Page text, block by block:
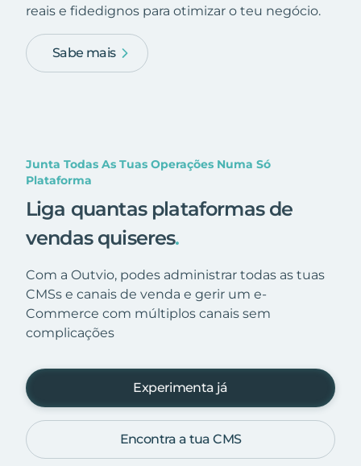
reais e fidedignos para otimizar o teu negócio.
Sabe mais
Junta Todas As Tuas Operações Numa Só
Plataforma
Liga quantas plataformas de
vendas quiseres.
Com a Outvio, podes administrar todas as tuas
CMSs e canais de venda e gerir um e-
Commerce com múltiplos canais sem
complicações
Experimenta já
Encontra a tua CMS